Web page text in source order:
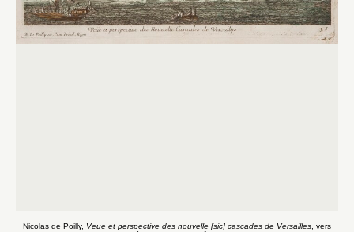
Nicolas de Poilly, Veue et perspective des nouvelle [sic] cascades de Versailles , vers